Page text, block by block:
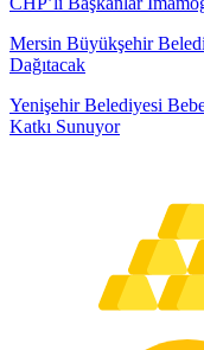
Mersin Büyükşehir
Dağıtacak
Yenişehir Belediyesi
Katkı Sunuyor